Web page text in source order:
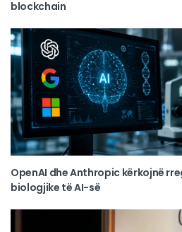
blockchain
OpenAI dhe Anthropic kërkojnë
biologjike të AI-së